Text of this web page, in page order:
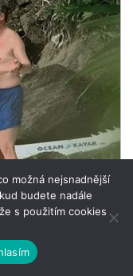
možná nejsnadnější
budete nadále
s použitím cookies